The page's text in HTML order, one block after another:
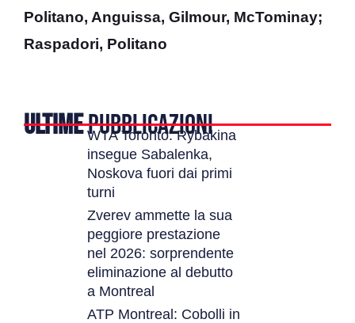
Politano, Anguissa, Gilmour, McTominay;
Raspadori, Politano
ULTIMEPUBBLICAZIONI
WTA Toronto: Rybakina
insegue Sabalenka,
Noskova fuori dai primi
turni
Zverev ammette la sua
peggiore prestazione
nel 2026: sorprendente
eliminazione al debutto
a Montreal
ATP Montreal: Cobolli in